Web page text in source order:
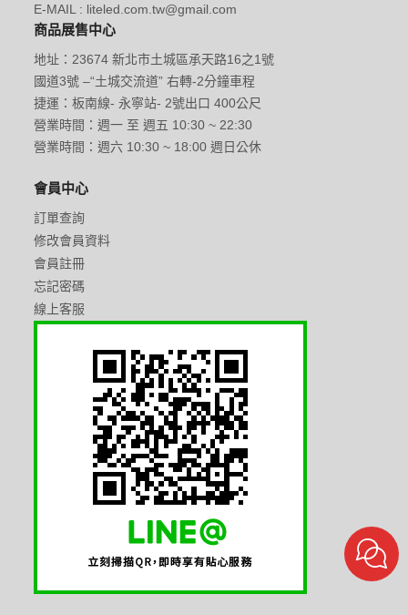
E-MAIL : liteled.com.tw@gmail.com
商品展售中心
地址：23674 新北市土城區承天路16之1號
國道3號 –“土城交流道” 右轉-2分鐘車程
捷運：板南線- 永寧站- 2號出口 400公尺
營業時間：週一 至 週五 10:30 ~ 22:30
營業時間：週六 10:30 ~ 18:00 週日公休
會員中心
訂單查詢
修改會員資料
會員註冊
忘記密碼
線上客服